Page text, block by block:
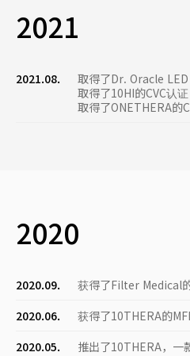
2021
2021.08.
取得了Dr. Oracle
取得了10HI的CVC认证
取得了ONETHERA的
2020
2020.09.
获得了Filter Medical
2020.06.
获得了10THERA的
2020.05.
推出了10THERA，一